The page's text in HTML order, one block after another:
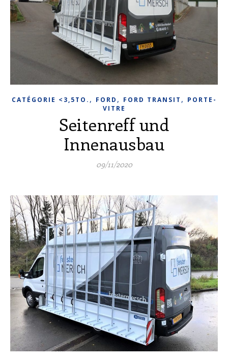
CATÉGORIE <3,5TO. , FORD , FORD TRANSIT , PORTE-
VITRE
Seitenreff und
Innenausbau
09/11/2020